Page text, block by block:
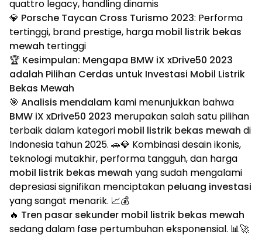
quattro legacy, handling dinamis
💎 Porsche Taycan Cross Turismo 2023: Performa
tertinggi, brand prestige, harga mobil listrik bekas
mewah tertinggi
🏆 Kesimpulan: Mengapa BMW iX xDrive50 2023
adalah Pilihan Cerdas untuk Investasi Mobil Listrik
Bekas Mewah
🎯 Analisis mendalam kami menunjukkan bahwa
BMW iX xDrive50 2023 merupakan salah satu pilihan
terbaik dalam kategori mobil listrik bekas mewah di
Indonesia tahun 2025. 🚗💎 Kombinasi desain ikonis,
teknologi mutakhir, performa tangguh, dan harga
mobil listrik bekas mewah yang sudah mengalami
depresiasi signifikan menciptakan peluang investasi
yang sangat menarik. 📈💰
🔥 Tren pasar sekunder mobil listrik bekas mewah
sedang dalam fase pertumbuhan eksponensial. 📊🚀